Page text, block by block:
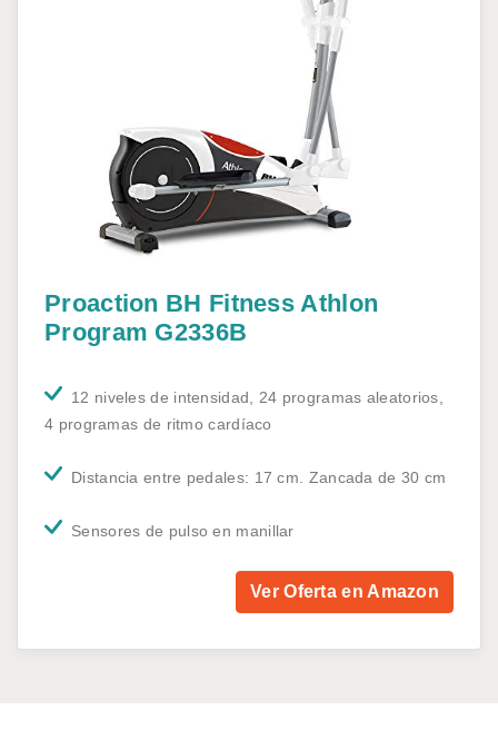
Proaction BH Fitness Athlon
Program G2336B
12 niveles de intensidad, 24 programas aleatorios,
4 programas de ritmo cardíaco
Distancia entre pedales: 17 cm. Zancada de 30 cm
Sensores de pulso en manillar
Ver Oferta en Amazon